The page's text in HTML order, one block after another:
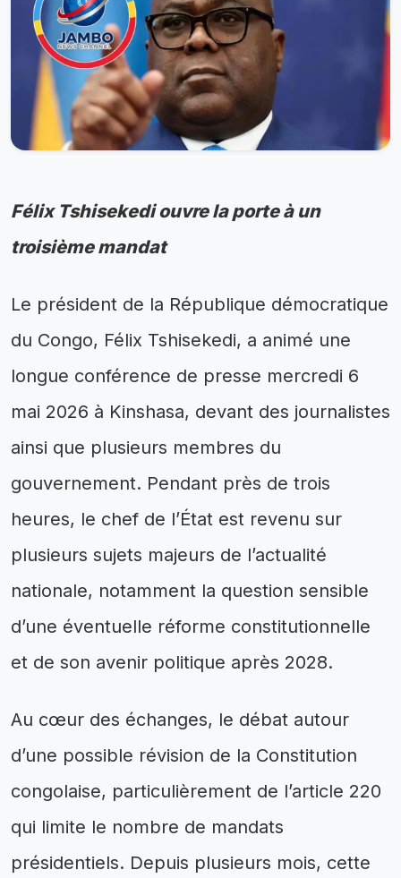
Félix Tshisekedi ouvre la porte à un
troisième mandat
Le président de la République démocratique
du Congo, Félix Tshisekedi, a animé une
longue conférence de presse mercredi 6
mai 2026 à Kinshasa, devant des journalistes
ainsi que plusieurs membres du
gouvernement. Pendant près de trois
heures, le chef de l’État est revenu sur
plusieurs sujets majeurs de l’actualité
nationale, notamment la question sensible
d’une éventuelle réforme constitutionnelle
et de son avenir politique après 2028.
Au cœur des échanges, le débat autour
d’une possible révision de la Constitution
congolaise, particulièrement de l’article 220
qui limite le nombre de mandats
présidentiels. Depuis plusieurs mois, cette